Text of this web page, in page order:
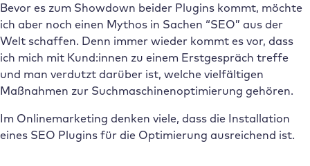
Bevor es zum Showdown beider Plugins kommt, möchte
ich aber noch einen Mythos in Sachen “SEO” aus der
Welt schaffen. Denn immer wieder kommt es vor, dass
ich mich mit Kund:innen zu einem Erstgespräch treffe
und man verdutzt darüber ist, welche vielfältigen
Maßnahmen zur Suchmaschinenoptimierung gehören.
Im Onlinemarketing denken viele, dass die Installation
eines SEO Plugins für die Optimierung ausreichend ist.